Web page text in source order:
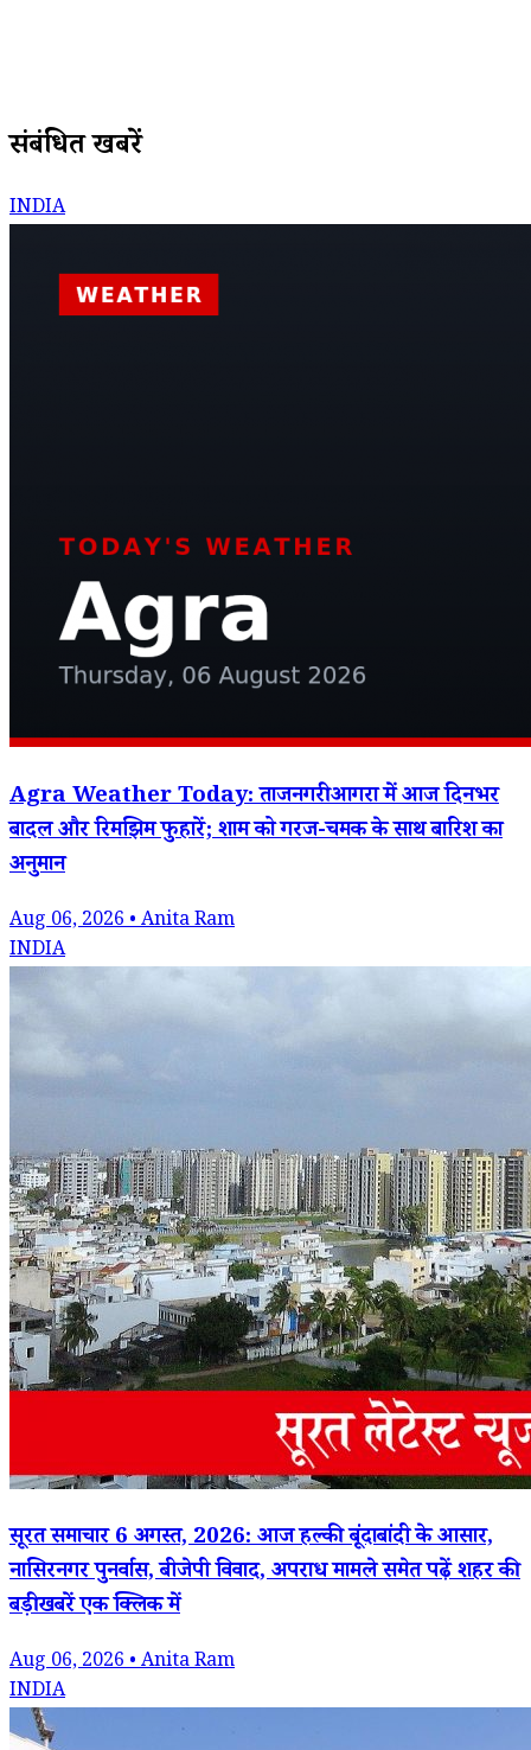
संबंधित खबरें
INDIA
Agra Weather Today: ताजनगरी आगरा में आज दिनभर
बादल और रिमझिम फुहारें; शाम को गरज-चमक के साथ बारिश का
अनुमान
Aug 06, 2026 • Anita Ram
INDIA
सूरत समाचार 6 अगस्त, 2026: आज हल्की बूंदाबांदी के आसार,
नासिरनगर पुनर्वास, बीजेपी विवाद, अपराध मामले समेत पढ़ें शहर की
बड़ी खबरें एक क्लिक में
Aug 06, 2026 • Anita Ram
INDIA